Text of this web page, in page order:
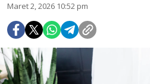
Maret 2, 2026 10:52 pm